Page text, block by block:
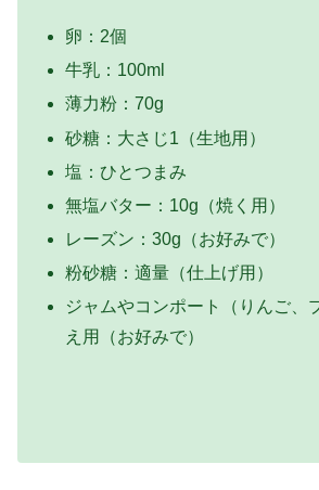
卵：2個
牛乳：100ml
薄力粉：70g
砂糖：大さじ1（生地用）
塩：ひとつまみ
無塩バター：10g（焼く用）
レーズン：30g（お好みで）
粉砂糖：適量（仕上げ用）
ジャムやコンポート（りんご、
え用（お好みで）